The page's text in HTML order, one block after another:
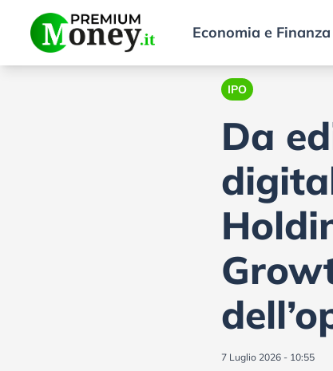
Economia e Finanza
IPO
Da
7 Luglio 2026 - 10:55